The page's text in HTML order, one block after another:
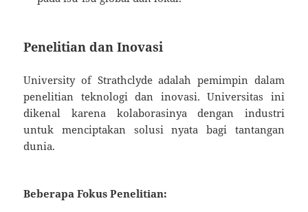
Penelitian dan Inovasi
University of Strathclyde adalah pemimpin dalam
penelitian teknologi dan inovasi. Universitas ini
dikenal karena kolaborasinya dengan industri
untuk menciptakan solusi nyata bagi tantangan
dunia.
Beberapa Fokus Penelitian: